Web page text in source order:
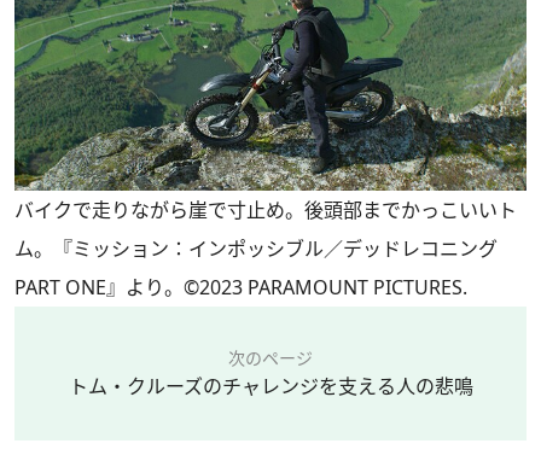
バイクで走りながら崖で寸止め。後頭部までかっこいいト
ム。『ミッション：インポッシブル／デッドレコニング
PART ONE』より。©2023 PARAMOUNT PICTURES.
次のページ
トム・クルーズのチャレンジを支える人の悲鳴